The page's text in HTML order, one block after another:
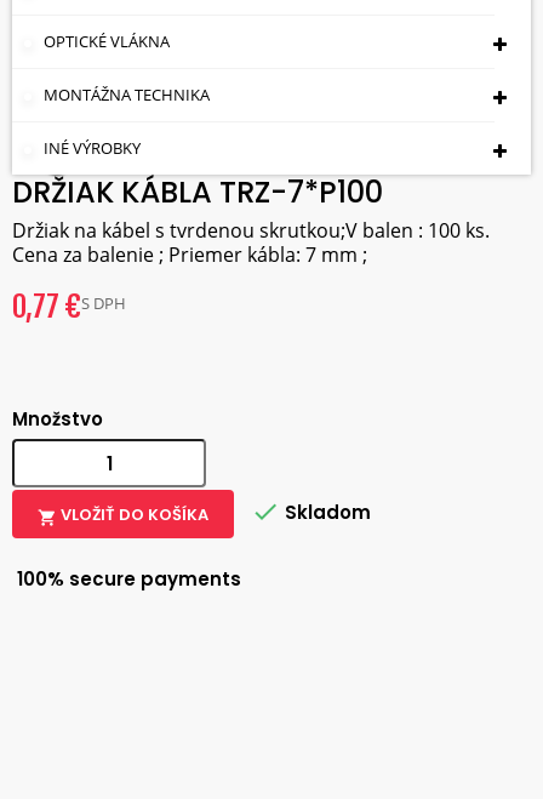
OPTICKÉ VLÁKNA
MONTÁŽNA TECHNIKA
INÉ VÝROBKY
DRŽIAK KÁBLA TRZ-7*P100
Držiak na kábel s tvrdenou skrutkou;V balen : 100 ks.
Cena za balenie ; Priemer kábla: 7 mm ;
0,77 €S DPH
Množstvo
 VLOŽIŤ DO KOŠÍKA  Skladom
100% secure payments